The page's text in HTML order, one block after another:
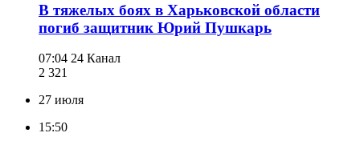
В тяжелых боях в Харьковской области
погиб защитник Юрий Пушкарь
07:04 24 Канал
2 321
27 июля
15:50